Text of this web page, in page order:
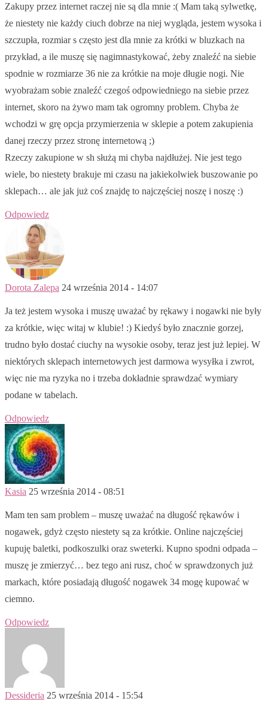
Zakupy przez internet raczej nie są dla mnie :( Mam taką sylwetkę,
że niestety nie każdy ciuch dobrze na niej wygląda, jestem wysoka i
szczupła, rozmiar s często jest dla mnie za krótki w bluzkach na
przykład, a ile muszę się nagimnastykować, żeby znaleźć na siebie
spodnie w rozmiarze 36 nie za krótkie na moje długie nogi. Nie
wyobrażam sobie znaleźć czegoś odpowiedniego na siebie przez
internet, skoro na żywo mam tak ogromny problem. Chyba że
wchodzi w grę opcja przymierzenia w sklepie a potem zakupienia
danej rzeczy przez stronę internetową ;)
Rzeczy zakupione w sh służą mi chyba najdłużej. Nie jest tego
wiele, bo niestety brakuje mi czasu na jakiekolwiek buszowanie po
sklepach… ale jak już coś znajdę to najczęściej noszę i noszę :)
Odpowiedz
Dorota Zalepa 24 września 2014 - 14:07
Ja też jestem wysoka i muszę uważać by rękawy i nogawki nie były
za krótkie, więc witaj w klubie! :) Kiedyś było znacznie gorzej,
trudno było dostać ciuchy na wysokie osoby, teraz jest już lepiej. W
niektórych sklepach internetowych jest darmowa wysyłka i zwrot,
więc nie ma ryzyka no i trzeba dokładnie sprawdzać wymiary
podane w tabelach.
Odpowiedz
Kasia 25 września 2014 - 08:51
Mam ten sam problem – muszę uważać na długość rękawów i
nogawek, gdyż często niestety są za krótkie. Online najczęściej
kupuję baletki, podkoszulki oraz sweterki. Kupno spodni odpada –
muszę je zmierzyć… bez tego ani rusz, choć w sprawdzonych już
markach, które posiadają długość nogawek 34 mogę kupować w
ciemno.
Odpowiedz
Dessideria 25 września 2014 - 15:54